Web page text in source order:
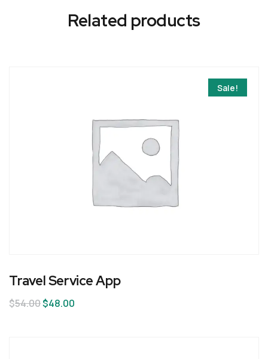
Related products
Sale!
Travel Service App
$54.00$48.00